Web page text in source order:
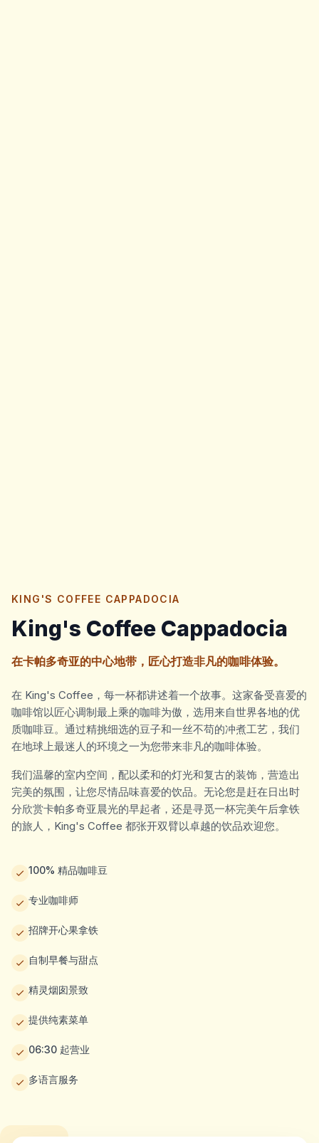
KING'S COFFEE CAPPADOCIA
King's Coffee Cappadocia
在卡帕多奇亚的中心地带，匠心打造非凡的咖啡体验。
在 King's Coffee，每一杯都讲述着一个故事。这家备受喜爱的
咖啡馆以匠心调制最上乘的咖啡为傲，选用来自世界各地的优
质咖啡豆。通过精挑细选的豆子和一丝不苟的冲煮工艺，我们
在地球上最迷人的环境之一为您带来非凡的咖啡体验。
我们温馨的室内空间，配以柔和的灯光和复古的装饰，营造出
完美的氛围，让您尽情品味喜爱的饮品。无论您是赶在日出时
分欣赏卡帕多奇亚晨光的早起者，还是寻觅一杯完美午后拿铁
的旅人，King's Coffee 都张开双臂以卓越的饮品欢迎您。
100% 精品咖啡豆
专业咖啡师
招牌开心果拿铁
自制早餐与甜点
精灵烟囱景致
提供纯素菜单
06:30 起营业
多语言服务